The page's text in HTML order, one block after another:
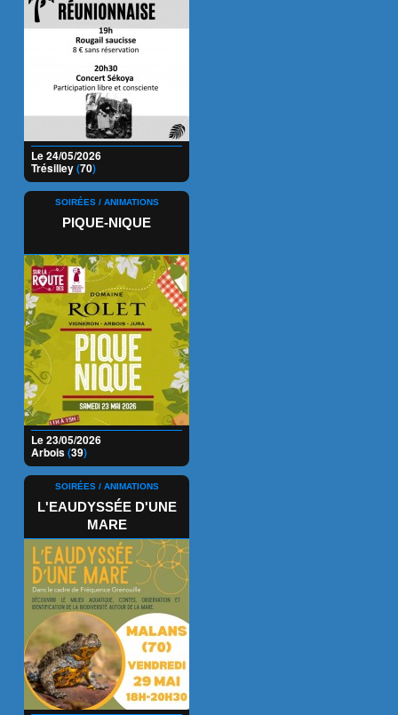
Le 24/05/2026
Trésilley(70)
SOIRÉES / ANIMATIONS
PIQUE-NIQUE
Le 23/05/2026
Arbois(39)
SOIRÉES / ANIMATIONS
L'EAUDYSSÉE D'UNE
MARE